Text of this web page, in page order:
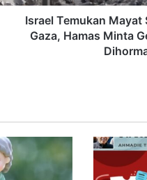
Israel Temukan Mayat
Gaza, Hamas Minta